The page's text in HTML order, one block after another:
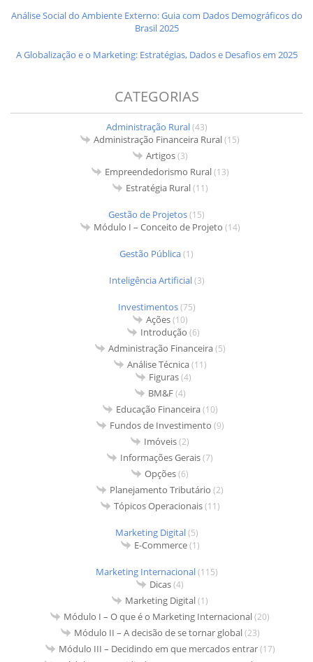
Análise Social do Ambiente Externo: Guia com Dados Demográficos do
Brasil 2025
A Globalização e o Marketing: Estratégias, Dados e Desafios em 2025
CATEGORIAS
Administração Rural(43)
Administração Financeira Rural(15)
Artigos(3)
Empreendedorismo Rural(13)
Estratégia Rural(11)
Gestão de Projetos(15)
Módulo I – Conceito de Projeto (14)
Gestão Pública(1)
Inteligência Artificial(3)
Investimentos(75)
Ações(10)
Introdução (6)
Administração Financeira(5)
Análise Técnica(11)
Figuras(4)
BM&F(4)
Educação Financeira(10)
Fundos de Investimento (9)
Imóveis(2)
Informações Gerais(7)
Opções(6)
Planejamento Tributário (2)
Tópicos Operacionais(11)
Marketing Digital(5)
E-Commerce(1)
Marketing Internacional(115)
Dicas(4)
Marketing Digital(1)
Módulo I – O que é o Marketing Internacional(20)
Módulo II – A decisão de se tornar global(23)
Módulo III – Decidindo em que mercados entrar(17)